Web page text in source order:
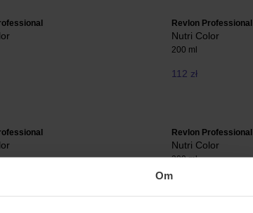
Om
Revlon Professional
Nutri Color
200 ml
112 zł
Revlon Professional
Nutri Color
200 ml
112 zł